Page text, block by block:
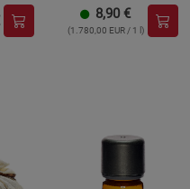
8,90 €
(1.780,00 EUR / 1 l)